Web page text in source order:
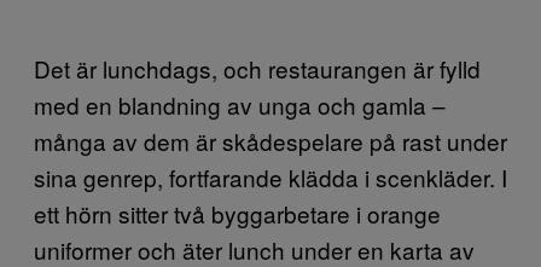
Det är lunchdags, och restaurangen är fylld
med en blandning av unga och gamla –
många av dem är skådespelare på rast under
sina genrep, fortfarande klädda i scenkläder. I
ett hörn sitter två byggarbetare i orange
uniformer och äter lunch under en karta av